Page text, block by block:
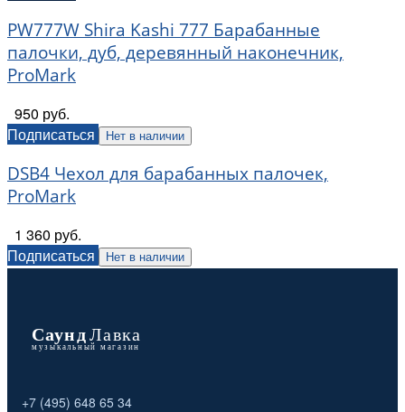
PW777W Shira Kashi 777 Барабанные
палочки, дуб, деревянный наконечник,
ProMark
950 руб.
Подписаться
Нет в наличии
DSB4 Чехол для барабанных палочек,
ProMark
1 360 руб.
Подписаться
Нет в наличии
+7 (495) 648 65 34